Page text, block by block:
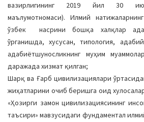
вазирлигининг 2019 йил 30
маълумотномаси). Илмий
ўзбек насрини бошқа халқлар
ўрганишда, хусусан, типология,
адабиётшуносликнинг муҳим
даражада хизмат қилган;
Шарқ ва Ғарб цивилизациялари
жиҳатларини очиб беришга оид
«Ҳозирги замон цивилизациясининг
таъсири» мавзусидаги фундаментал